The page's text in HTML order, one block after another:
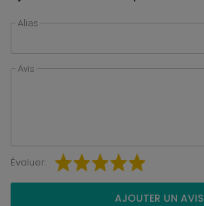
Alias
Avis
Évaluer:
AJOUTER UN AVIS